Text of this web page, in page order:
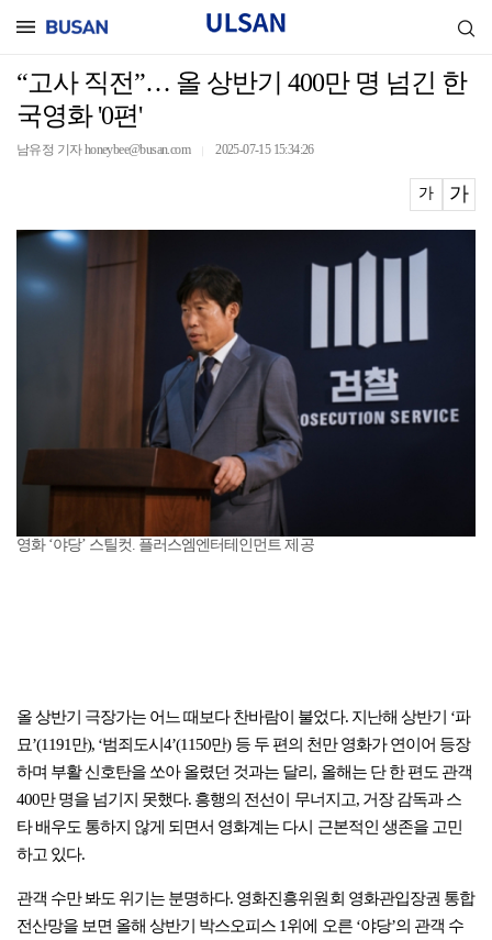
“고사 직전”… 올 상반기 400만 명 넘긴 한
국영화 '0편'
남유정 기자 honeybee@busan.com 2025-07-15 15:34:26
가 가
영화 ‘야당’ 스틸컷. 플러스엠엔터테인먼트 제공
올 상반기 극장가는 어느 때보다 찬바람이 불었다. 지난해 상반기 ‘파
묘’(1191만), ‘범죄도시4’(1150만) 등 두 편의 천만 영화가 연이어 등장
하며 부활 신호탄을 쏘아 올렸던 것과는 달리, 올해는 단 한 편도 관객
400만 명을 넘기지 못했다. 흥행의 전선이 무너지고, 거장 감독과 스
타 배우도 통하지 않게 되면서 영화계는 다시 근본적인 생존을 고민
하고 있다.
관객 수만 봐도 위기는 분명하다. 영화진흥위원회 영화관입장권 통합
전산망을 보면 올해 상반기 박스오피스 1위에 오른 ‘야당’의 관객 수